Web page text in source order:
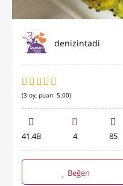
denizintadi
(3 oy, puan: 5.00)
41.4B 4 85
Beğen